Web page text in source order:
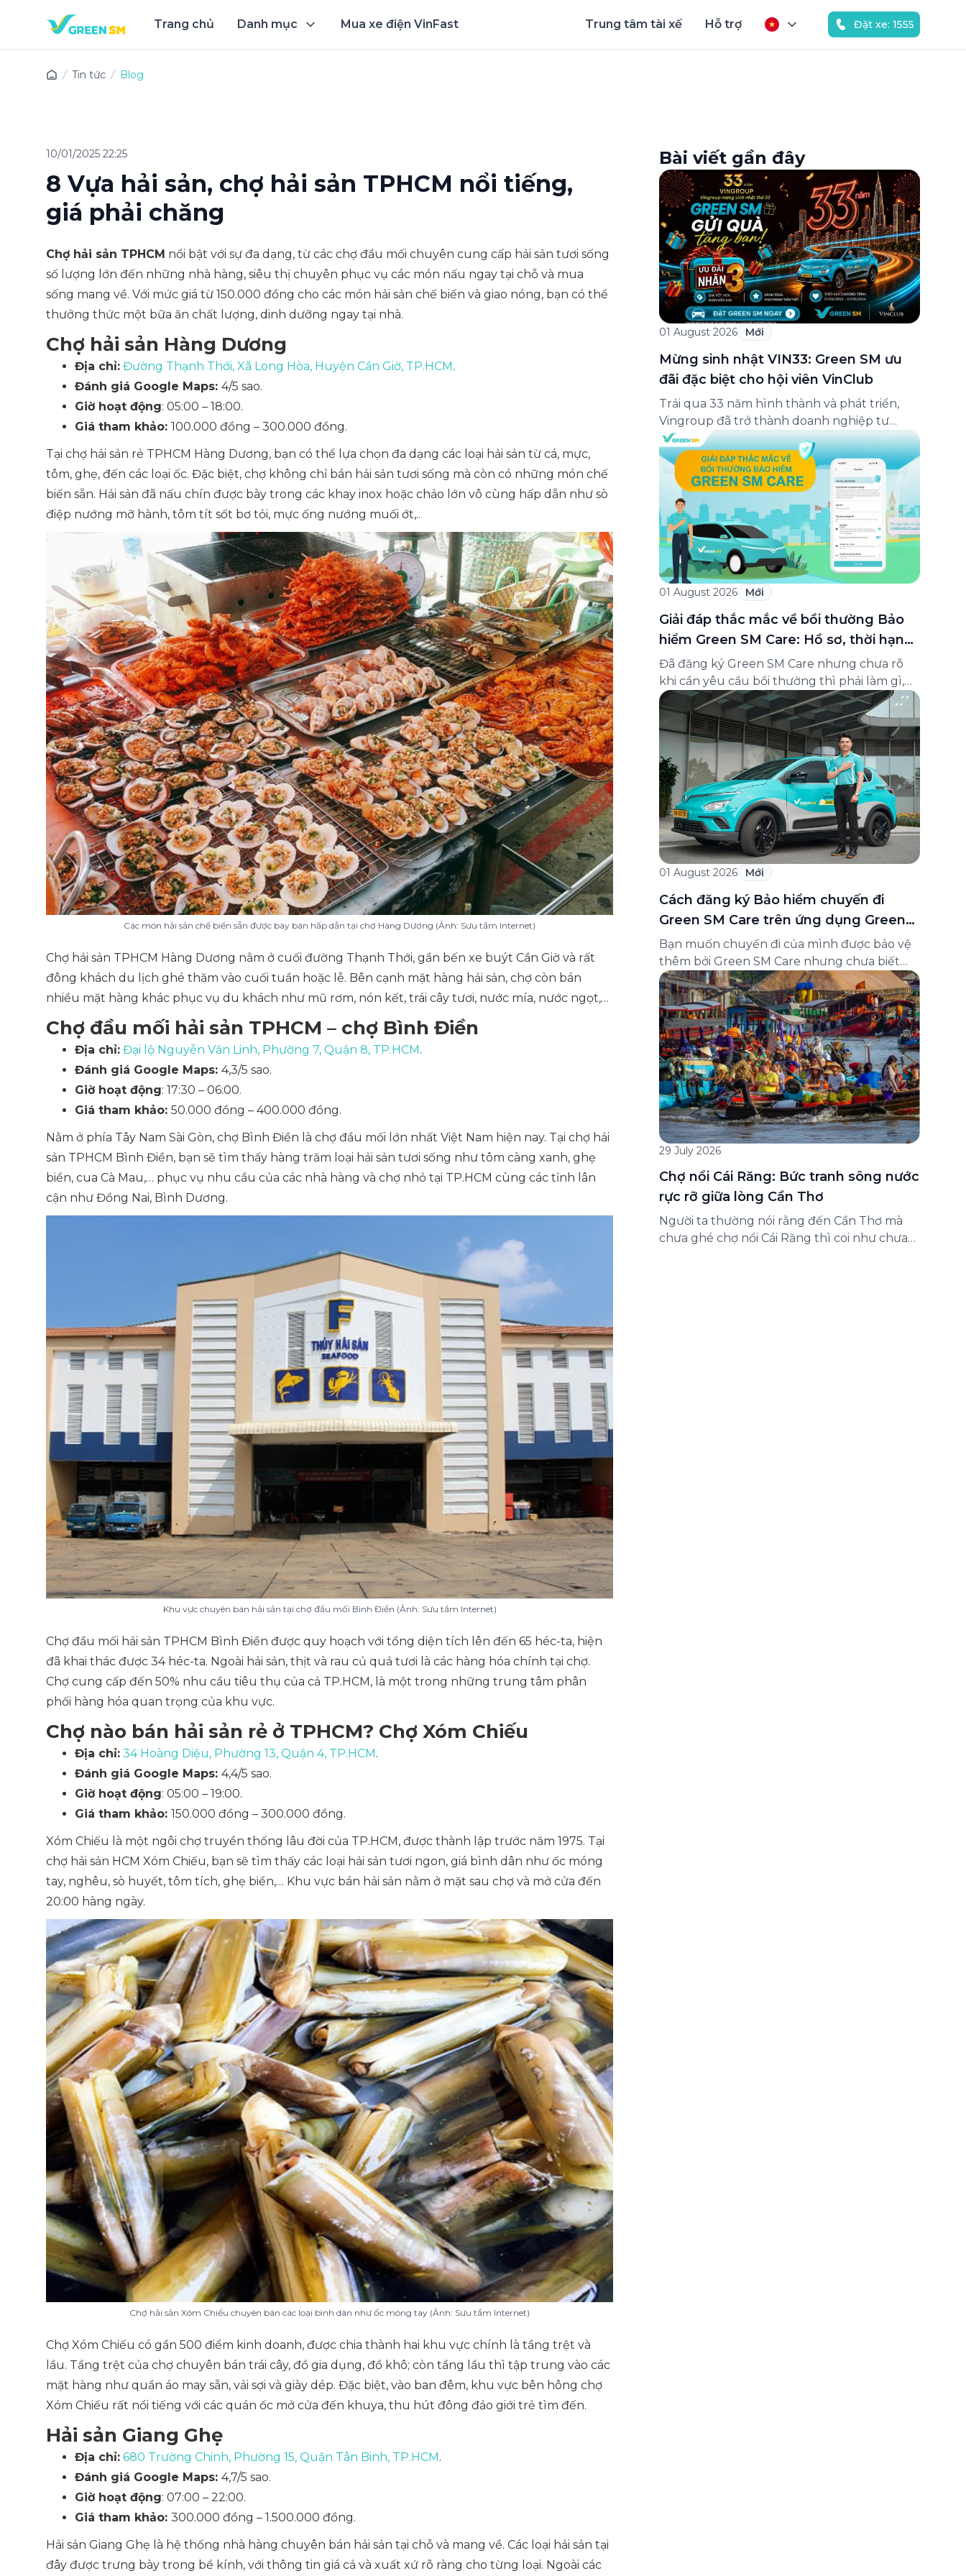
Trang chủ Danh mục Mua xe điện VinFast Trung tâm tài xế Hỗ trợ Đặt xe: 1555
Tin tức Blog
10/01/2025 22:25
8 Vựa hải sản, chợ hải sản TPHCM nổi tiếng,
giá phải chăng
Chợ hải sản TPHCM nổi bật với sự đa dạng, từ các chợ đầu mối chuyên cung cấp hải sản tươi sống
số lượng lớn đến những nhà hàng, siêu thị chuyên phục vụ các món nấu ngay tại chỗ và mua
sống mang về. Với mức giá từ 150.000 đồng cho các món hải sản chế biến và giao nóng, bạn có thể
thưởng thức một bữa ăn chất lượng, dinh dưỡng ngay tại nhà.
Chợ hải sản Hàng Dương
Địa chỉ: Đường Thạnh Thới, Xã Long Hòa, Huyện Cần Giờ, TP.HCM.
Đánh giá Google Maps: 4/5 sao.
Giờ hoạt động: 05:00 – 18:00.
Giá tham khảo: 100.000 đồng – 300.000 đồng.
Tại chợ hải sản rẻ TPHCM Hàng Dương, bạn có thể lựa chọn đa dạng các loại hải sản từ cá, mực,
tôm, ghẹ, đến các loại ốc. Đặc biệt, chợ không chỉ bán hải sản tươi sống mà còn có những món chế
biến sẵn. Hải sản đã nấu chín được bày trong các khay inox hoặc chảo lớn vô cùng hấp dẫn như sò
điệp nướng mỡ hành, tôm tít sốt bơ tỏi, mực ống nướng muối ớt,..
Các món hải sản chế biến sẵn được bày bán hấp dẫn tại chợ Hàng Dương (Ảnh: Sưu tầm Internet)
Chợ hải sản TPHCM Hàng Dương nằm ở cuối đường Thạnh Thới, gần bến xe buýt Cần Giờ và rất
đông khách du lịch ghé thăm vào cuối tuần hoặc lễ. Bên cạnh mặt hàng hải sản, chợ còn bán
nhiều mặt hàng khác phục vụ du khách như mũ rơm, nón kết, trái cây tươi, nước mía, nước ngọt,…
Chợ đầu mối hải sản TPHCM – chợ Bình Điền
Địa chỉ: Đại lộ Nguyễn Văn Linh, Phường 7, Quận 8, TP.HCM.
Đánh giá Google Maps: 4,3/5 sao.
Giờ hoạt động: 17:30 – 06:00.
Giá tham khảo: 50.000 đồng – 400.000 đồng.
Nằm ở phía Tây Nam Sài Gòn, chợ Bình Điền là chợ đầu mối lớn nhất Việt Nam hiện nay. Tại chợ hải
sản TPHCM Bình Điền, bạn sẽ tìm thấy hàng trăm loại hải sản tươi sống như tôm càng xanh, ghẹ
biển, cua Cà Mau,… phục vụ nhu cầu của các nhà hàng và chợ nhỏ tại TP.HCM cùng các tỉnh lân
cận như Đồng Nai, Bình Dương.
Khu vực chuyên bán hải sản tại chợ đầu mối Bình Điền (Ảnh: Sưu tầm Internet)
Chợ đầu mối hải sản TPHCM Bình Điền được quy hoạch với tổng diện tích lên đến 65 héc-ta, hiện
đã khai thác được 34 héc-ta. Ngoài hải sản, thịt và rau củ quả tươi là các hàng hóa chính tại chợ.
Chợ cung cấp đến 50% nhu cầu tiêu thụ của cả TP.HCM, là một trong những trung tâm phân
phối hàng hóa quan trọng của khu vực.
Chợ nào bán hải sản rẻ ở TPHCM? Chợ Xóm Chiếu
Địa chỉ: 34 Hoàng Diệu, Phường 13, Quận 4, TP.HCM.
Đánh giá Google Maps: 4,4/5 sao.
Giờ hoạt động: 05:00 – 19:00.
Giá tham khảo: 150.000 đồng – 300.000 đồng.
Xóm Chiếu là một ngôi chợ truyền thống lâu đời của TP.HCM, được thành lập trước năm 1975. Tại
chợ hải sản HCM Xóm Chiếu, bạn sẽ tìm thấy các loại hải sản tươi ngon, giá bình dân như ốc móng
tay, nghêu, sò huyết, tôm tích, ghẹ biển,… Khu vực bán hải sản nằm ở mặt sau chợ và mở cửa đến
20:00 hàng ngày.
Chợ hải sản Xóm Chiếu chuyên bán các loại bình dân như ốc móng tay (Ảnh: Sưu tầm Internet)
Chợ Xóm Chiếu có gần 500 điểm kinh doanh, được chia thành hai khu vực chính là tầng trệt và
lầu. Tầng trệt của chợ chuyên bán trái cây, đồ gia dụng, đồ khô; còn tầng lầu thì tập trung vào các
mặt hàng như quần áo may sẵn, vải sợi và giày dép. Đặc biệt, vào ban đêm, khu vực bên hông chợ
Xóm Chiếu rất nổi tiếng với các quán ốc mở cửa đến khuya, thu hút đông đảo giới trẻ tìm đến.
Hải sản Giang Ghẹ
Địa chỉ: 680 Trường Chinh, Phường 15, Quận Tân Binh, TP.HCM.
Đánh giá Google Maps: 4,7/5 sao.
Giờ hoạt động: 07:00 – 22:00.
Giá tham khảo: 300.000 đồng – 1.500.000 đồng.
Hải sản Giang Ghẹ là hệ thống nhà hàng chuyên bán hải sản tại chỗ và mang về. Các loại hải sản tại
đây được trưng bày trong bể kính, với thông tin giá cả và xuất xứ rõ ràng cho từng loại. Ngoài các
Bài viết gần đây
01 August 2026 Mới
Mừng sinh nhật VIN33: Green SM ưu
đãi đặc biệt cho hội viên VinClub
Trải qua 33 năm hình thành và phát triển,
Vingroup đã trở thành doanh nghiệp tư
nhân đa ngành lớn nhất Việt Nam, lọt Top 30
doanh nghiệp lớn nhất Đông Nam Á theo
bảng xếp hạng của Tạp chí Fortune (Mỹ).
Nhân kỷ niệm 33 năm thành lập (8/8/1993
đến 8/8/2026), Green SM trân […]
01 August 2026 Mới
Giải đáp thắc mắc về bồi thường Bảo
hiểm Green SM Care: Hồ sơ, thời hạn
và cách liên hệ hỗ trợ
Đã đăng ký Green SM Care nhưng chưa rõ
khi cần yêu cầu bồi thường thì phải làm gì,
hồ sơ ra sao, hay giấy chứng nhận bảo hiểm
tìm ở đâu? Bài viết này tổng hợp đầy đủ các
câu hỏi thường gặp nhất về quy trình bồi
thường và hỗ trợ của Green […]
01 August 2026 Mới
Cách đăng ký Bảo hiểm chuyến đi
Green SM Care trên ứng dụng Green
SM
Bạn muốn chuyến đi của mình được bảo vệ
thêm bởi Green SM Care nhưng chưa biết
đăng ký ở đâu? Bài viết dưới đây sẽ hướng
dẫn chi tiết cách tham gia (và hủy tham gia)
gói bảo hiểm này ngay trên ứng dụng Green
SM, cùng những lưu ý quan trọng trước khi
[…]
29 July 2026
Chợ nổi Cái Răng: Bức tranh sông nước
rực rỡ giữa lòng Cần Thơ
Người ta thường nói rằng đến Cần Thơ mà
chưa ghé chợ nổi Cái Răng thì coi như chưa